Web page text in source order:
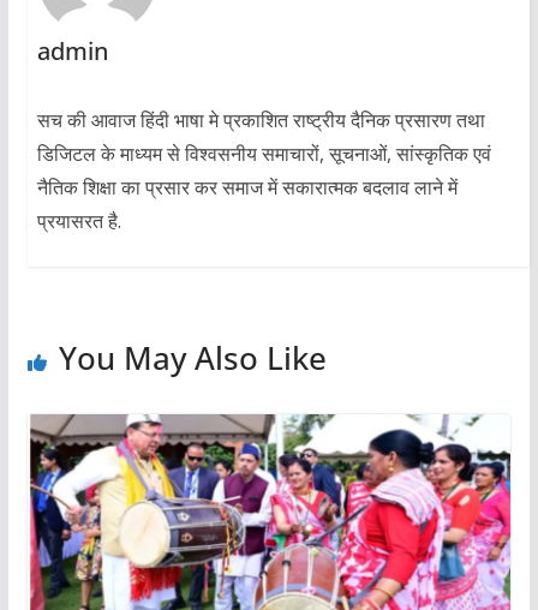
admin
सच की आवाज हिंदी भाषा मे प्रकाशित राष्ट्रीय दैनिक प्रसारण तथा
डिजिटल के माध्यम से विश्वसनीय समाचारों, सूचनाओं, सांस्कृतिक एवं
नैतिक शिक्षा का प्रसार कर समाज में सकारात्मक बदलाव लाने में
प्रयासरत है.
You May Also Like